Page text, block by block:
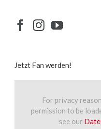
Jetzt Fan werden!
For privacy
permission to be
see our